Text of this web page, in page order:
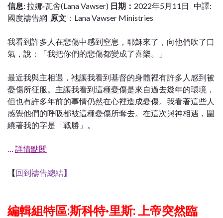
信息: 拉娜·瓦舍(Lana Vawser) 日期： 2022年5月11日 中譯:
國度禱告網 原文 ：Lana Vawser Ministries
我看到許多人在悲傷中感到窒息，耶穌來了，向他們吹了口
氣，說：「我把你們的悲傷都變成了喜樂。」
最近我與主相遇，祂讓我看到基督的身體裡有許多人感到被
憂傷所征服。主讓我看到這種憂傷是來自過去幾年的環境，
但也有許多年前的事情仍然在心裡造成憂傷。我看著這些人
感覺他們的呼吸都被這種憂傷所奪去。在這次與神相遇，圍
繞著我的字是「戰勝」。
詳情點閱
【回到禱告總結】
編輯組特區:斯科特·里斯: 上帝突然臨